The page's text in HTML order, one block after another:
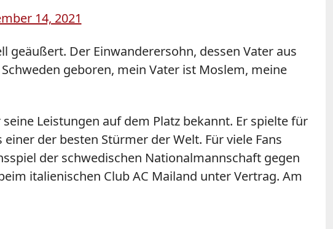
14, 2021
Der Einwanderersohn, dessen Vater aus
geboren, mein Vater ist Moslem, meine
Leistungen auf dem Platz bekannt. Er spielte für
der besten Stürmer der Welt. Für viele Fans
der schwedischen Nationalmannschaft gegen
italienischen Club AC Mailand unter Vertrag. Am